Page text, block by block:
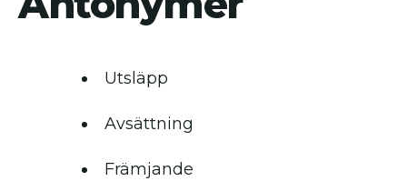
Utsläpp
Avsättning
Främjande